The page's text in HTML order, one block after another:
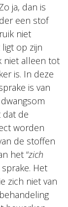
ja, dan is
een stof
niet
op zijn
niet alleen tot
is. In deze
is van
dat de
worden
de stoffen
het “zich
Het
zich niet van